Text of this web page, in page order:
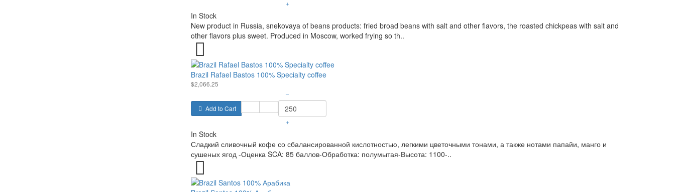
+
In Stock
New product in Russia, snekovaya of beans products: fried broad beans with salt and other flavors, the roasted chickpeas with salt and
other flavors plus sweet. Produced in Moscow, worked frying so th..
Brazil Rafael Bastos 100% Specialty coffee
$2,066.25
Add to Cart
–
+
In Stock
Сладкий сливочный кофе со сбалансированной кислотностью, легкими цветочными тонами, а также нотами папайи, манго и
сушеных ягод -Оценка SCA: 85 баллов-Обработка: полумытая-Высота: 1100-..